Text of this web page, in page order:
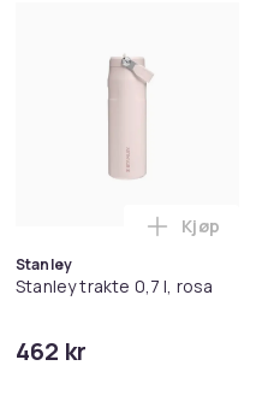
yoga og
pakning PKcell i
for Bose QC35 I/II, QC25,
Stanley
Stanley trakte 0,7 l, rosa
462 kr
Legg
Kjøp